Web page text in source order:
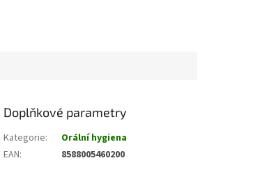
Doplňkové parametry
Kategorie:
Orální hygiena
EAN: 8588005460200